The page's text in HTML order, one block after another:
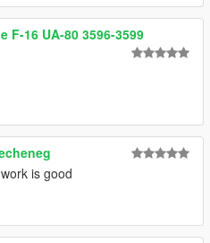
F-16 UA-80 3596-3599
is good